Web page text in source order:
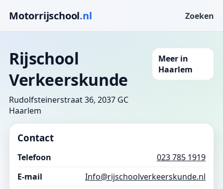
Motorrijschool.nl Zoeken
Rijschool
Verkeerskunde
Rudolfsteinerstraat 36, 2037 GC
Haarlem
Meer in
Haarlem
Contact
Telefoon
023 785 1919
E-mail
Info@rijschoolverkeerskunde.nl